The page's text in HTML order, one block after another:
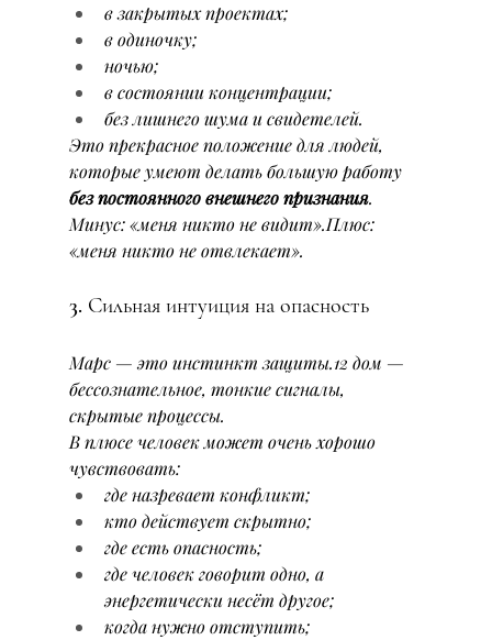
в закрытых проектах;
в одиночку;
ночью;
в состоянии концентрации;
без лишнего шума и свидетелей.
Это прекрасное положение для людей,
которые умеют делать большую работу
без постоянного внешнего признания.
Минус: «меня никто не видит».Плюс:
«меня никто не отвлекает».
3. Сильная интуиция на опасность
Марс — это инстинкт защиты.12 дом —
бессознательное, тонкие сигналы,
скрытые процессы.
В плюсе человек может очень хорошо
чувствовать:
где назревает конфликт;
кто действует скрытно;
где есть опасность;
где человек говорит одно, а
энергетически несёт другое;
когда нужно отступить;